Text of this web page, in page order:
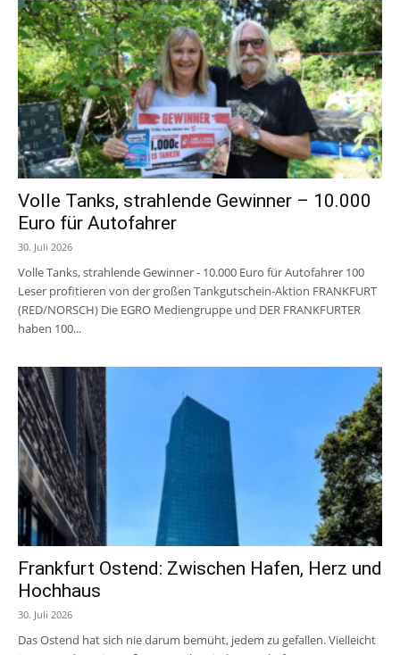
Volle Tanks, strahlende Gewinner – 10.000
Euro für Autofahrer
30. Juli 2026
Volle Tanks, strahlende Gewinner - 10.000 Euro für Autofahrer 100
Leser profitieren von der großen Tankgutschein-Aktion FRANKFURT
(RED/NORSCH) Die EGRO Mediengruppe und DER FRANKFURTER
haben 100...
Frankfurt Ostend: Zwischen Hafen, Herz und
Hochhaus
30. Juli 2026
Das Ostend hat sich nie darum bemüht, jedem zu gefallen. Vielleicht